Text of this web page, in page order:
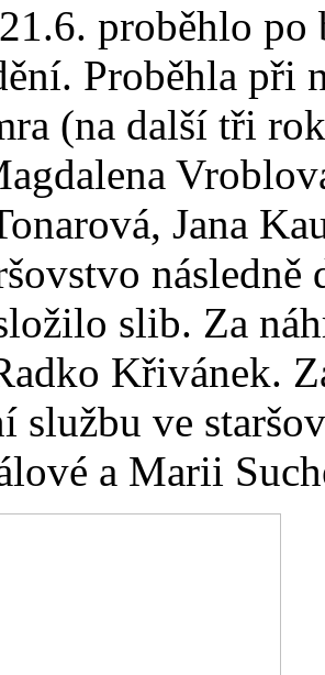
proběhlo po
Proběhla při
(na další tři
Jana
následně
slib. Za
Křivánek.
službu ve
a Marii